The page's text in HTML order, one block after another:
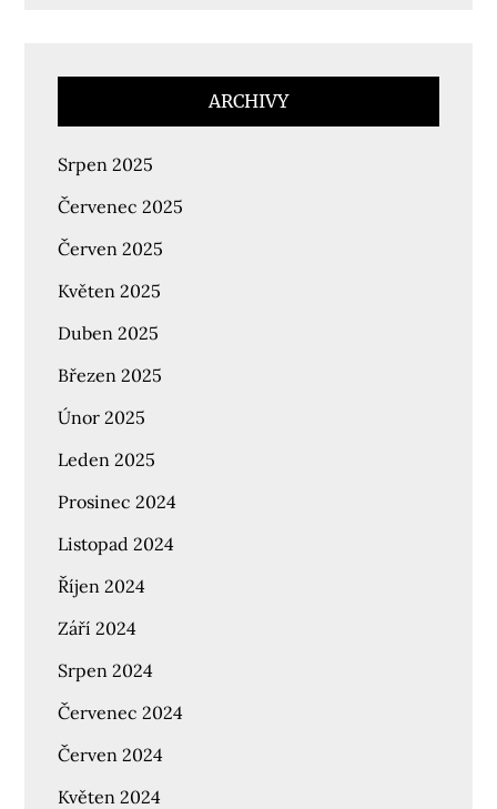
ARCHIVY
Srpen 2025
Červenec 2025
Červen 2025
Květen 2025
Duben 2025
Březen 2025
Únor 2025
Leden 2025
Prosinec 2024
Listopad 2024
Říjen 2024
Září 2024
Srpen 2024
Červenec 2024
Červen 2024
Květen 2024